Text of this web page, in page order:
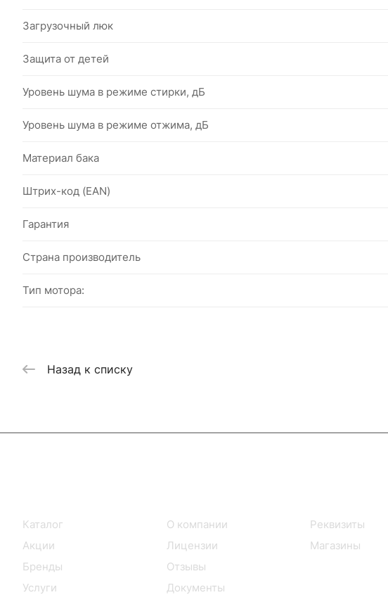
Загрузочный люк
Защита от детей
Уровень шума в режиме стирки, дБ
Уровень шума в режиме отжима, дБ
Материал бака
Штрих-код (EAN)
Гарантия
Страна производитель
Тип мотора:
Назад к списку
Каталог
Акции
Бренды
Услуги
О компании
Лицензии
Отзывы
Документы
Реквизиты
Магазины